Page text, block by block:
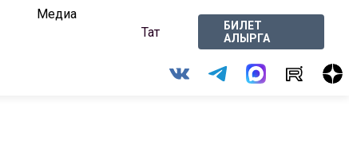
Медиа
Тат
БИЛЕТ
АЛЫРГА